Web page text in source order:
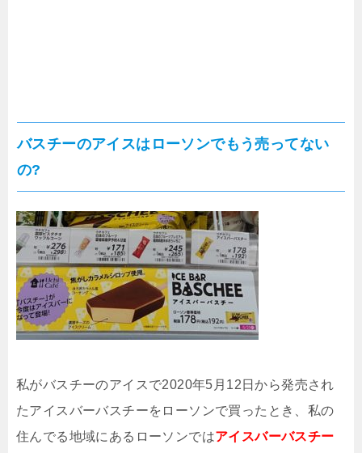
バスチーのアイスはローソンでもう売ってない
の?
私がバスチーのアイスで2020年5月12日から発売され
たアイスバーバスチーをローソンで買ったとき、私の
住んでる地域にあるローソンではアイスバーバスチー